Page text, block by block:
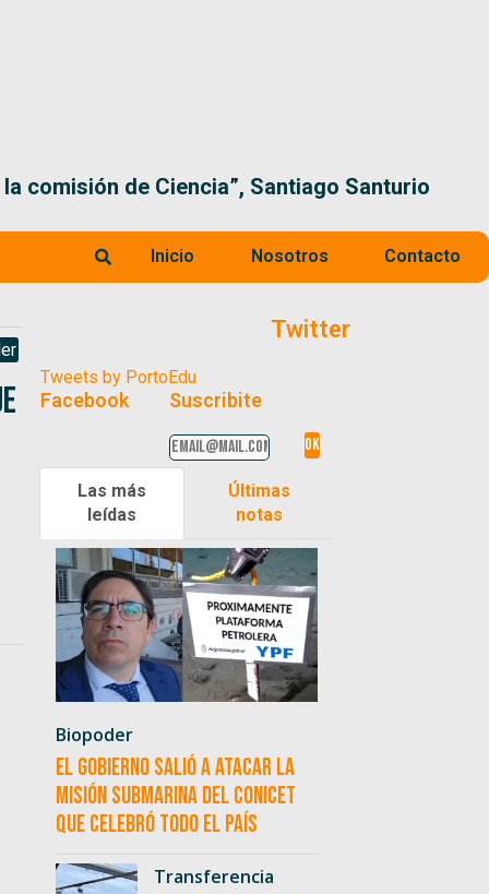
comisión de Ciencia”, Santiago Santurio
Inicio Nosotros Contacto
Twitter
Tweets by PortoEdu
Facebook Suscribite
Las más
leídas
Últimas
notas
Biopoder
El Gobierno salió a atacar la
misión submarina del CONICET
que celebró todo el país
Transferencia